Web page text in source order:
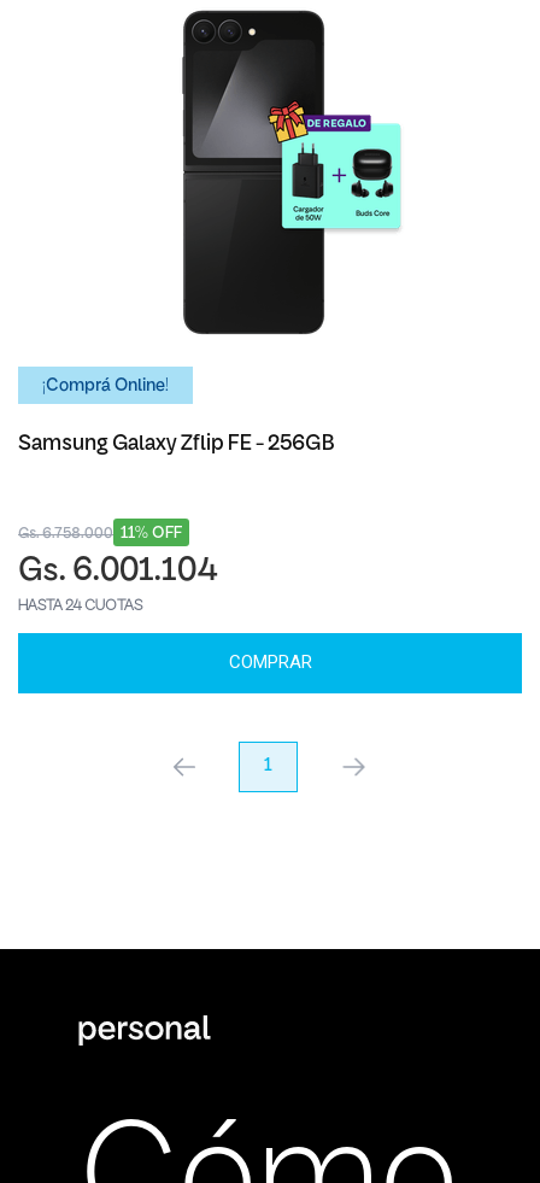
¡Comprá Online!
Samsung Galaxy Zflip FE - 256GB
11% OFF
Gs. 6.758.000
Gs. 6.001.104
HASTA 24 CUOTAS
COMPRAR
anterior 1 próximo